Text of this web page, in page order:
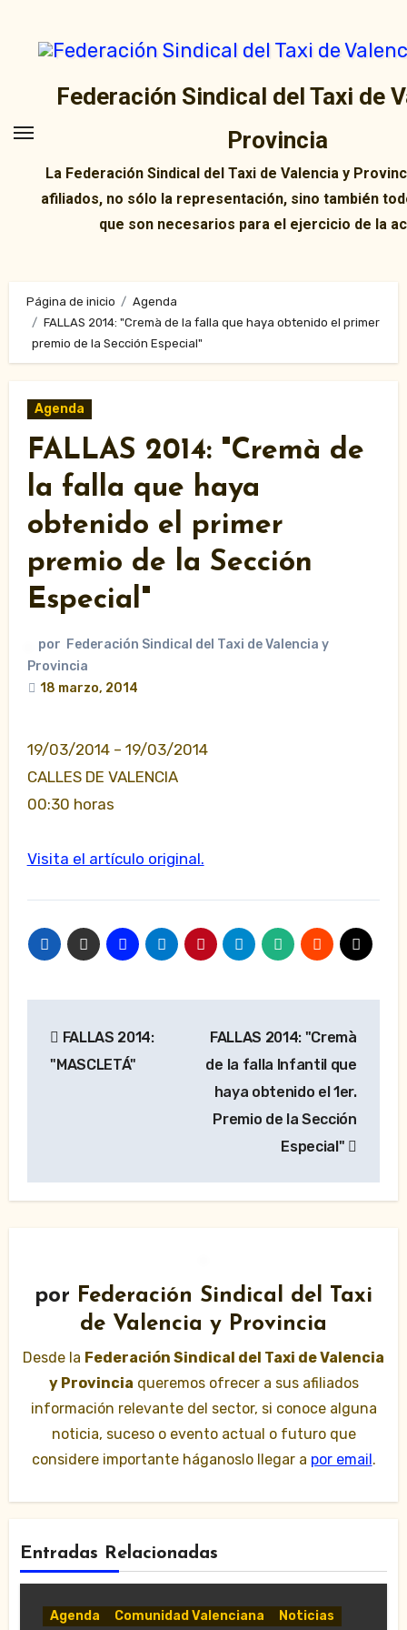
contenido
Federación Sindical del Taxi de
Provincia
La Federación Sindical del Taxi de Valencia y
afiliados, no sólo la representación, sino también
que son necesarios para el ejercicio de la
Página de inicio
Agenda
FALLAS 2014: "Cremà de la falla que haya obtenido el primer
premio de la Sección Especial"
Agenda
FALLAS 2014: "Cremà de
la falla que haya
obtenido el primer
premio de la Sección
Especial"
por Federación Sindical del Taxi de Valencia y
Provincia
18 marzo, 2014
19/03/2014 – 19/03/2014
CALLES DE VALENCIA
00:30 horas
Visita el artículo original.
de
FALLAS 2014:
"MASCLETÁ"
FALLAS 2014: "Cremà
de la falla Infantil que
haya obtenido el 1er.
Premio de la Sección
Especial"
por Federación Sindical del Taxi
de Valencia y Provincia
Desde la Federación Sindical del Taxi de Valencia
y Provincia queremos ofrecer a sus afiliados
información relevante del sector, si conoce alguna
noticia, suceso o evento actual o futuro que
considere importante háganoslo llegar a por email.
Entradas Relacionadas
Agenda Comunidad Valenciana Noticias